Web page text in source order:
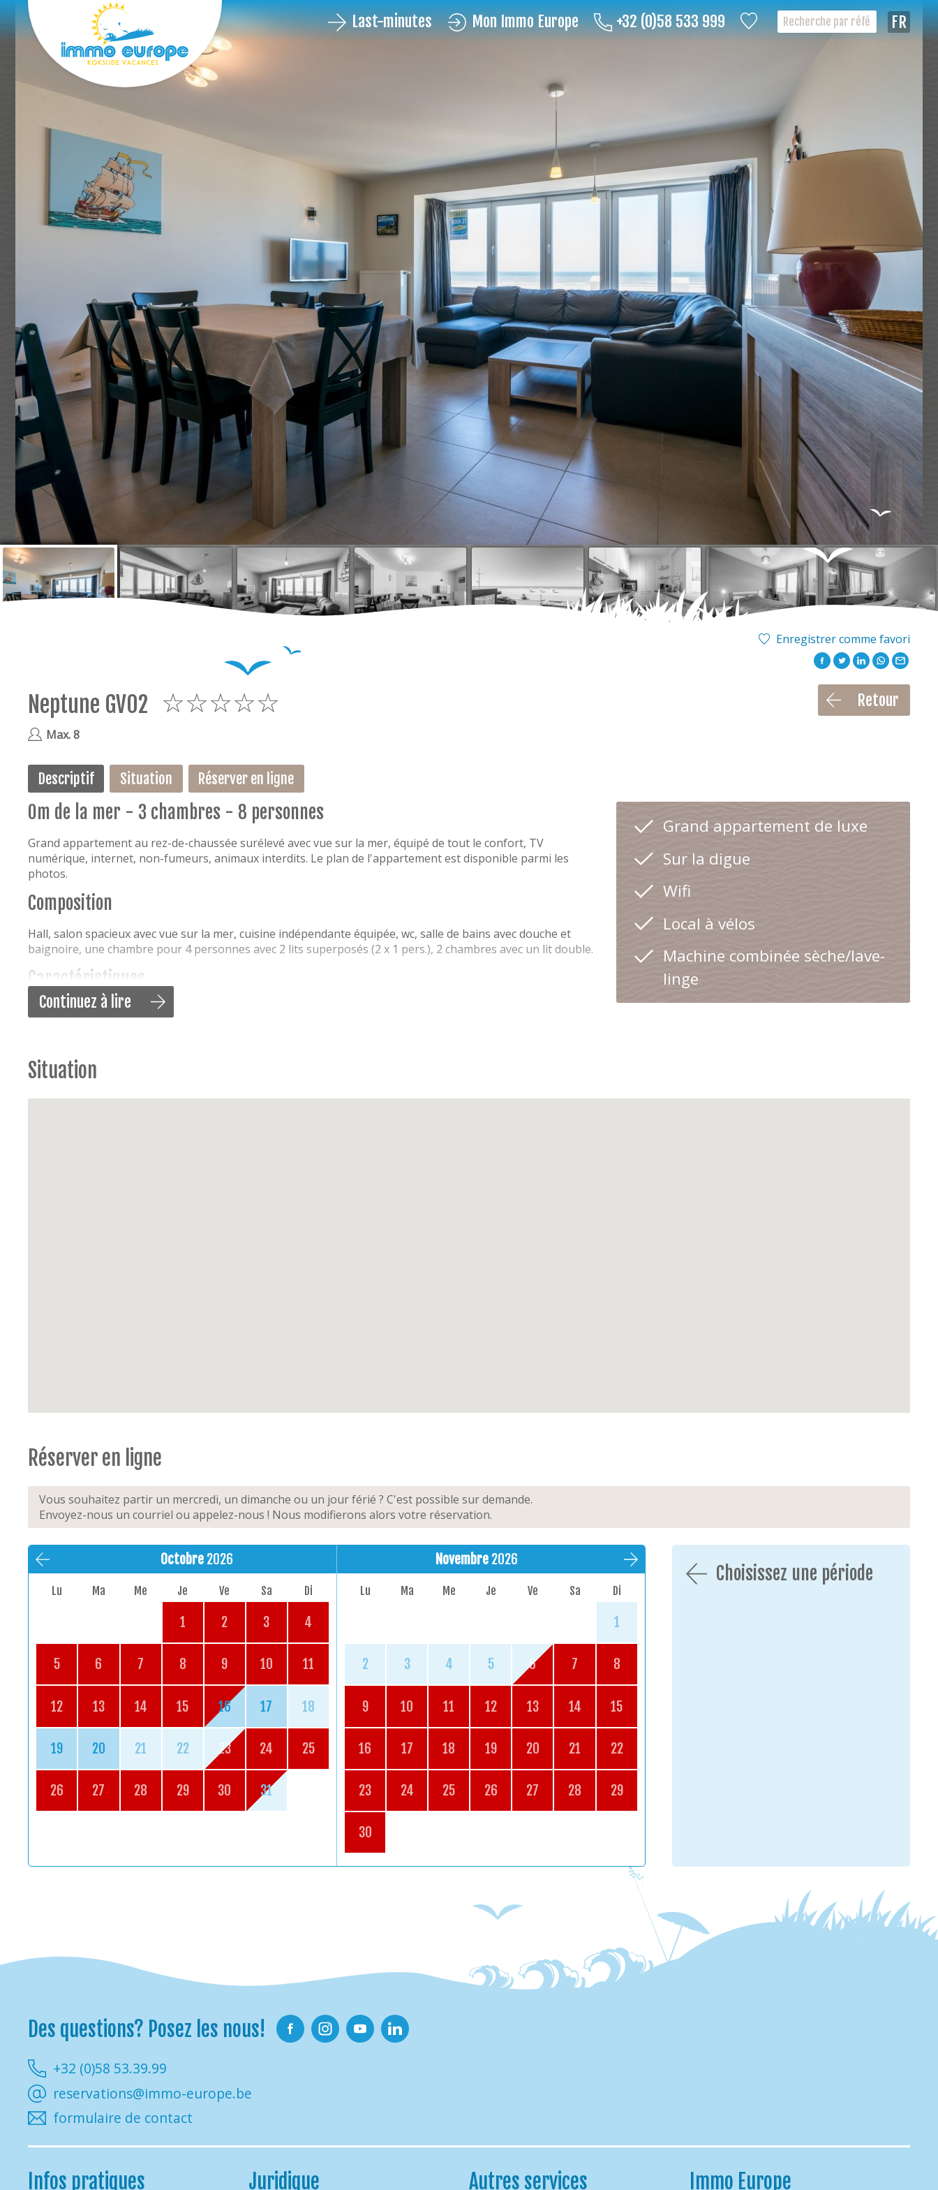
+32 (0)58 533 999
Mon Immo Europe
Last-minutes
Enregistrer comme favori
Retour
Neptune GV02
Max. 8
Descriptif Situation Réserver en ligne
0m de la mer - 3 chambres - 8 personnes
Grand appartement au rez-de-chaussée surélevé avec vue sur la mer, équipé de tout le confort, TV
numérique, internet, non-fumeurs, animaux interdits. Le plan de l'appartement est disponible parmi les
photos.
Composition
Hall, salon spacieux avec vue sur la mer, cuisine indépendante équipée, wc, salle de bains avec douche et
baignoire, une chambre pour 4 personnes avec 2 lits superposés (2 x 1 pers.), 2 chambres avec un lit double.
Caractéristiques
Audio / Multimédia
: télévision flat screen, internet (wifi + raccordement avec un câble pour ordinateur
pain, bouilloire, mixer
dans la chambre (chaud et froid)
Continuez à lire
Grand appartement de luxe
Sur la digue
Wifi
Local à vélos
Machine combinée sèche/lave-
linge
Situation
Réserver en ligne
Vous souhaitez partir un mercredi, un dimanche ou un jour férié ? C'est possible sur demande.
Envoyez-nous un courriel ou appelez-nous ! Nous modifierons alors votre réservation.
Octobre 2026
Lu Ma Me Je Ve Sa Di
1 2 3 4
5 6 7 8 9 10 11
12 13 14 15 16 17 18
19 20 21 22 23 24 25
26 27 28 29 30 31
Novembre 2026
Lu Ma Me Je Ve Sa Di
1
2 3 4 5 6 7 8
9 10 11 12 13 14 15
16 17 18 19 20 21 22
23 24 25 26 27 28 29
30
Choisissez une période
Des questions? Posez les nous!
+32 (0)58 53.39.99
reservations@immo-europe.be
formulaire de contact
Infos pratiques Juridique Autres services Immo Europe